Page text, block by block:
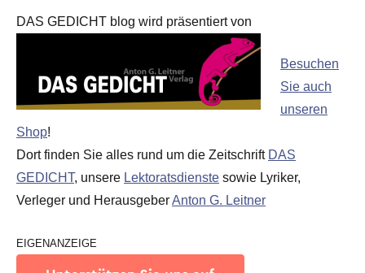
DAS GEDICHT blog wird präsentiert von
Besuchen
Sie auch
unseren
Shop!
Dort finden Sie alles rund um die Zeitschrift DAS
GEDICHT, unsere Lektoratsdienste sowie Lyriker,
Verleger und HerausgeberAnton G. Leitner
EIGENANZEIGE